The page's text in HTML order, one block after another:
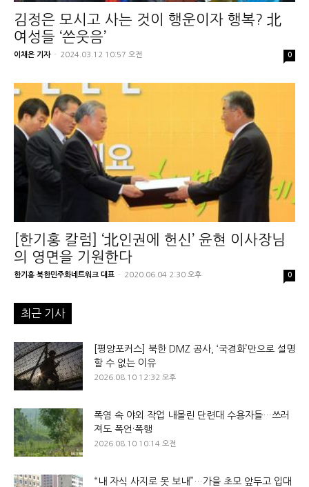
김정은 모시고 사는 것이 행운이자 행복? 北
여성들 ‘쓴웃음’
이채은 기자 - 2024.03.12 10:57 오전 0
[한기홍 칼럼] ‘北인권에 헌신’ 윤현 이사장님
의 영면을 기원한다
한기홍 북한민주화네트워크 대표 - 2020.06.04 2:30 오후 0
최근 기사
[평양포커스] 북한 DMZ 공사, ‘국경화’만으로 설명
할 수 없는 이유
2026.08.10 12:32 오후
폭염 속 야외 작업 내몰린 단련대 수용자들…쓰러
져도 폭언·폭행
2026.08.10 10:14 오전
“내 자식 사지로 못 보내”…가을 초모 앞두고 입대